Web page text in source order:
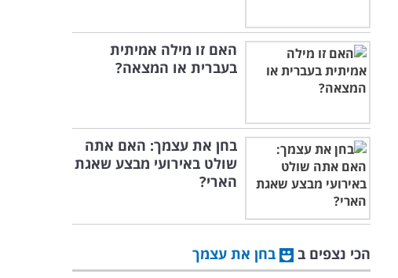
האם זו מילה אמיתית
בעברית או המצאה?
בחן את עצמך: האם אתה
שולט באירועי מבצע שאגת
הארי?
הכי נצפים ב
בחן את עצמך